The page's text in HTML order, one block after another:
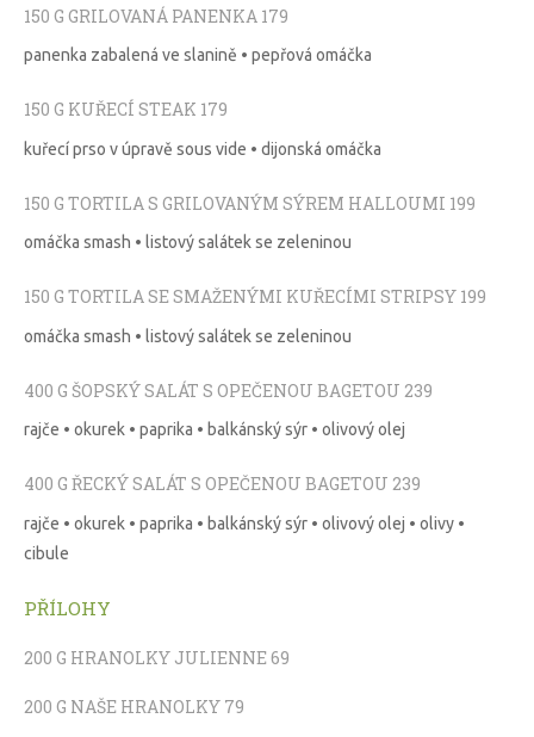
150 G GRILOVANÁ PANENKA 179
panenka zabalená ve slanině • pepřová omáčka
150 G KUŘECÍ STEAK 179
kuřecí prso v úpravě sous vide • dijonská omáčka
150 G TORTILA S GRILOVANÝM SÝREM HALLOUMI 199
omáčka smash • listový salátek se zeleninou
150 G TORTILA SE SMAŽENÝMI KUŘECÍMI STRIPSY 199
omáčka smash • listový salátek se zeleninou
400 G ŠOPSKÝ SALÁT S OPEČENOU BAGETOU 239
rajče • okurek • paprika • balkánský sýr • olivový olej
400 G ŘECKÝ SALÁT S OPEČENOU BAGETOU 239
rajče • okurek • paprika • balkánský sýr • olivový olej • olivy •
cibule
PŘÍLOHY
200 G HRANOLKY JULIENNE 69
200 G NAŠE HRANOLKY 79